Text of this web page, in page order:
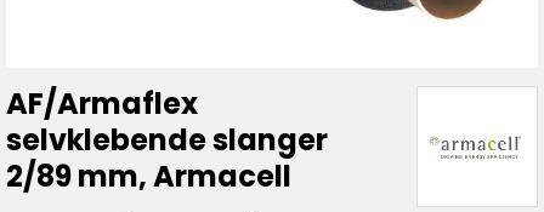
AF/Armaflex
selvklebende slanger
2/89 mm, Armacell